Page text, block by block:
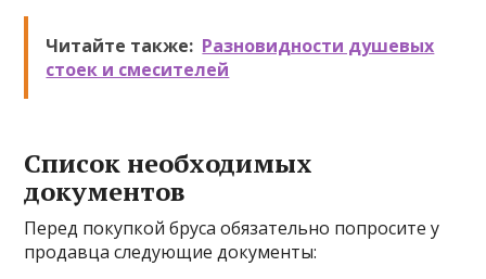
Читайте также: Разновидности душевых
стоек и смесителей
Список необходимых
документов
Перед покупкой бруса обязательно попросите у
продавца следующие документы: